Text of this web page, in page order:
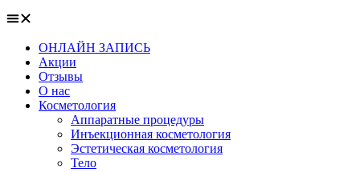
ОНЛАЙН ЗАПИСЬ
Акции
Отзывы
О нас
Косметология
Аппаратные процедуры
Инъекционная косметология
Эстетическая косметология
Тело